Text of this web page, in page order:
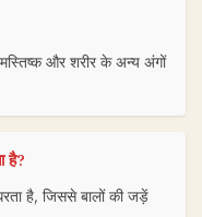
और शरीर के अन्य अंगों
है?
है, जिससे बालों की जड़ें